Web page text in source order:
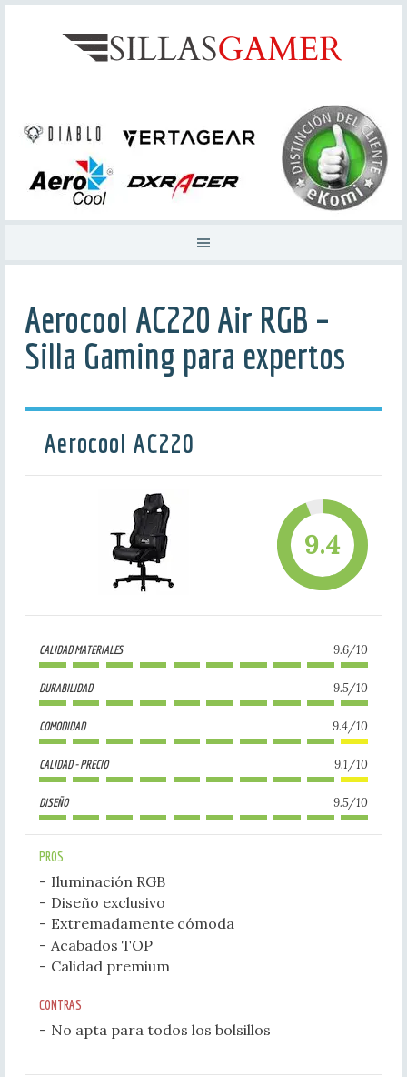
Aerocool AC220 Air RGB –
Silla Gaming para expertos
Aerocool AC220
9.4
CALIDAD MATERIALES 9.6/10
DURABILIDAD 9.5/10
COMODIDAD 9.4/10
CALIDAD - PRECIO 9.1/10
DISEÑO 9.5/10
PROS
Iluminación RGB
Diseño exclusivo
Extremadamente cómoda
Acabados TOP
Calidad premium
CONTRAS
No apta para todos los bolsillos